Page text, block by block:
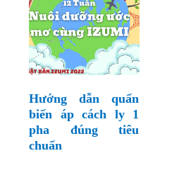
Hướng dẫn quấn
biến áp cách ly 1
pha đúng tiêu
chuẩn